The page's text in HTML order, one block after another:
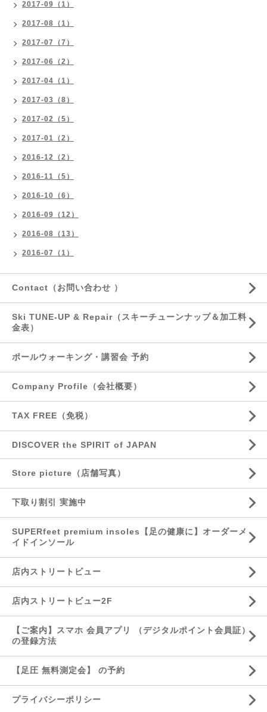
2017-09（1）
2017-08（1）
2017-07（7）
2017-06（2）
2017-04（1）
2017-03（8）
2017-02（5）
2017-01（2）
2016-12（2）
2016-11（5）
2016-10（6）
2016-09（12）
2016-08（13）
2016-07（1）
Contact（お問い合わせ ）
Ski TUNE-UP & Repair（スキーチューンナップ＆加工料
金表）
ポールウォーキング・講習会 予約
Company Profile（会社概要）
TAX FREE（免税）
DISCOVER the SPIRIT of JAPAN
Store picture（店舗写真）
下取り割引 実施中
SUPERfeet premium insoles【足の健康に】オーダーメ
イドインソール
店内ストリートビュー
店内ストリートビュー2F
【ご案内】スマホ 会員アプリ （デジタルポイント会員証）
の登録方法
【足圧 無料測定会】 の予約
プライバシーポリシー